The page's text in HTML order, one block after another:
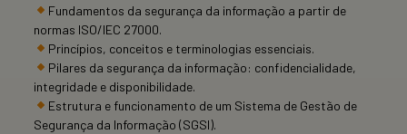
Fundamentos da segurança da informação a partir de
normas ISO/IEC 27000.
Princípios, conceitos e terminologias essenciais.
Pilares da segurança da informação: confidencialidade,
integridade e disponibilidade.
Estrutura e funcionamento de um Sistema de Gestão de
Segurança da Informação (SGSI).